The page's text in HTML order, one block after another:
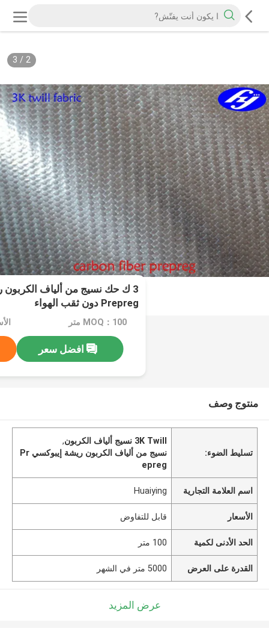
2
/
3
3 ك حك نسيج من ألياف الكربون
Prepreg دون ثقب الهواء
MOQ：100 متر
افضل سعر
منتوج وصف
تسليط الضوء:
3K Twill نسيج ألياف الكربون
,
نسيج من ألياف الكربون ريشة إيبوكسي Pr
epreg
اسم العلامة التجارية Huaiying
الأسعار قابل للتفاوض
الحد الأدنى لكمية 100 متر
القدرة على العرض 5000 متر في الشهر
عرض المزيد